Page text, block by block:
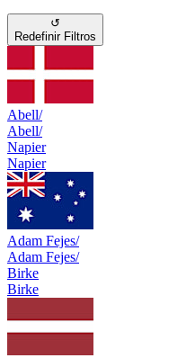
↺
Redefinir Filtros
Abell/
Abell/
Napier
Napier
Adam Fejes/
Adam Fejes/
Birke
Birke